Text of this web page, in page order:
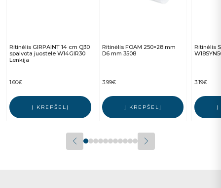
Ritinėlis GIRPAINT 14 cm Q30
spalvota juostele W14GIR30
Lenkija
1.60€
Į KREPŠELĮ
Ritinėlis FOAM 250×28 mm
D6 mm 3508
3.99€
Į KREPŠELĮ
Ritinėlis
3.19€
Į